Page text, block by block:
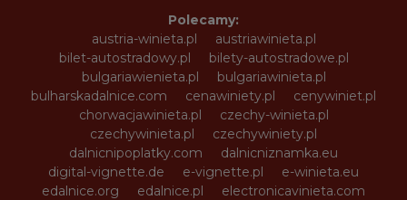
Polecamy:
austria-winieta.pl
austriawinieta.pl
bilet-autostradowy.pl
bilety-autostradowe.pl
bulgariawienieta.pl
bulgariawinieta.pl
bulharskadalnice.com
cenawiniety.pl
cenywiniet.pl
chorwacjawinieta.pl
czechy-winieta.pl
czechywinieta.pl
czechywiniety.pl
dalnicnipoplatky.com
dalnicniznamka.eu
digital-vignette.de
e-vignette.pl
e-winieta.eu
edalnice.org
edalnice.pl
electronicavinieta.com